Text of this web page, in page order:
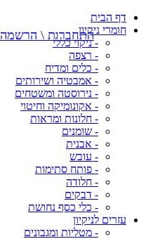
דף הבית
חומרי ניקיון
- ניקוי כללי
- רצפה
- כלים ומדיח
- אמבטיה ושירותים
- נירוסטה ומשטחים
- אקונומיקה וחיטוי
- חלונות ומראות
- שומנים
- אבנית
- עובש
- פותח סתימות
- חלודה
- דבקים
- כלי כסף נחושת
עזרים לניקיון
- מטליות ומגבונים
התחברות \ הרשמה